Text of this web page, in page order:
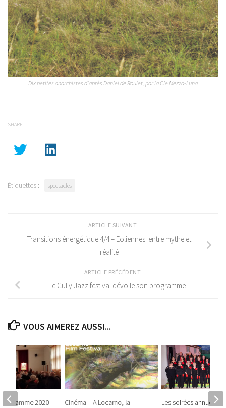
Dix petites anarchistes d’après Daniel de Roulet, par la Cie Mezza-Luna
SHARE
Étiquettes : spectacles
ARTICLE SUIVANT
Transitions énergétique 4/4 – Eoliennes: entre mythe et
réalité
ARTICLE PRÉCÉDENT
Le Cully Jazz festival dévoile son programme
VOUS AIMEREZ AUSSI...
Cinéma – A Locarno, la
Les soirées annuelles
2020